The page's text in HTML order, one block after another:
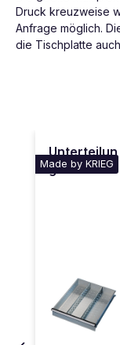
Druck kreuzweise
Anfrage möglich.
die Tischplatte
Made by KRIEG
Unterteilun
gs-Set 1